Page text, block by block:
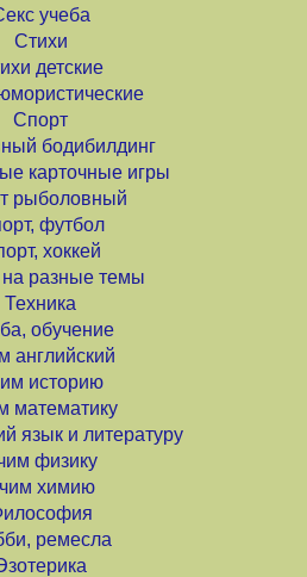
учеба
Стихи
детские
Спорт
бодибилдинг
карточные игры
рыболовный
футбол
хоккей
на разные темы
Техника
обучение
английский
историю
математику
язык и литературу
физику
химию
ремесла